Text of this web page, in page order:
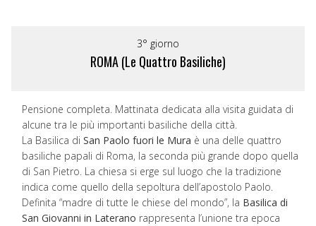
3° giorno
ROMA (Le Quattro Basiliche)
Pensione completa. Mattinata dedicata alla visita guidata di
alcune tra le più importanti basiliche della città.
La Basilica di San Paolo fuori le Mura è una delle quattro
basiliche papali di Roma, la seconda più grande dopo quella
di San Pietro. La chiesa si erge sul luogo che la tradizione
indica come quello della sepoltura dell’apostolo Paolo.
Definita “madre di tutte le chiese del mondo”, la Basilica di
San Giovanni in Laterano rappresenta l’unione tra epoca